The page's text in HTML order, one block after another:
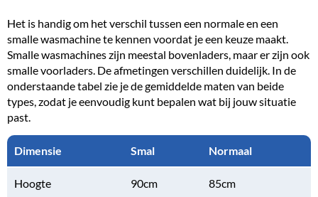
Het is handig om het verschil tussen een normale en een
smalle wasmachine te kennen voordat je een keuze maakt.
Smalle wasmachines zijn meestal bovenladers, maar er zijn ook
smalle voorladers. De afmetingen verschillen duidelijk. In de
onderstaande tabel zie je de gemiddelde maten van beide
types, zodat je eenvoudig kunt bepalen wat bij jouw situatie
past.
Dimensie Smal Normaal
Hoogte 90cm 85cm